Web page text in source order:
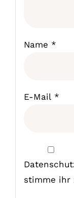
Name *
E-Mail *
stimme ihr